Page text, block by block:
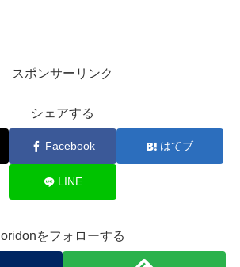
スポンサーリンク
シェアする
Facebook はてブ
LINE
oridonをフォローする